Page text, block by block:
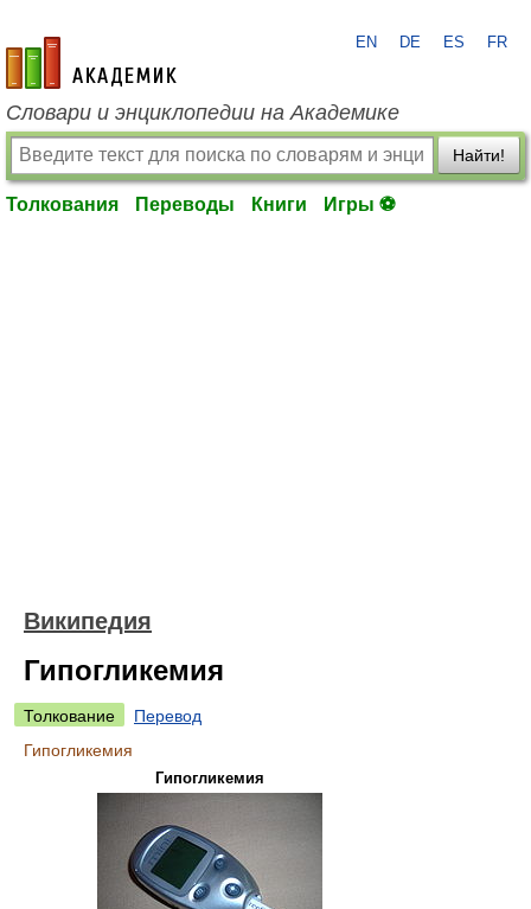
academic.ru
EN DE ES FR
Словари и энциклопедии на Академике
Найти!
Толкования Переводы Книги Игры ⚽
Википедия
Гипогликемия
Толкование
Перевод
Гипогликемия
Гипогликемия